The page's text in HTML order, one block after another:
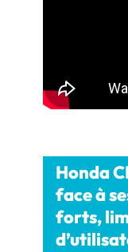
Honda
face à
forts,